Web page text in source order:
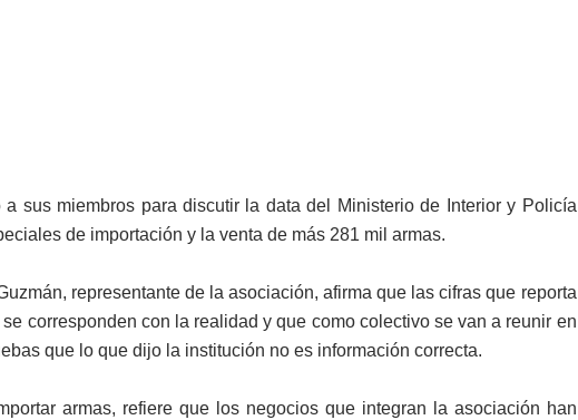
a sus miembros para discutir la data del Ministerio de Interior y Policía
de importación y la venta de más 281 mil armas.
representante de la asociación, afirma que las cifras que reporta
corresponden con la realidad y que como colectivo se van a reunir en
que lo que dijo la institución no es información correcta.
armas, refiere que los negocios que integran la asociación han